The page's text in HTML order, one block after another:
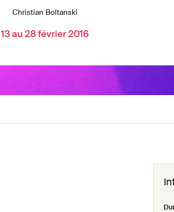
Christian Boltanski
13 au 28 février 2016